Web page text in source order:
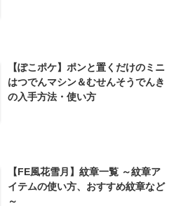
【ぽこポケ】ポンと置くだけのミニ
はつでんマシン＆むせんそうでんき
の入手方法・使い方
【FE風花雪月】紋章一覧 ～紋章ア
イテムの使い方、おすすめ紋章など
～